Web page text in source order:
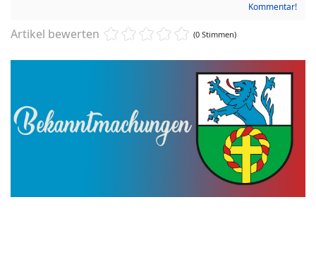
Kommentar!
Artikel bewerten (0 Stimmen)